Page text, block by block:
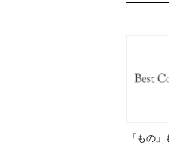
「もの